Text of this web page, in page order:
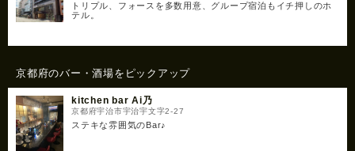
トリプル、フォースを多数用意、グループ宿泊もイチ押しのホ
テル。
京都府のバー・酒場をピックアップ
kitchen bar Ai乃
京都府宇治市宇治宇文字2-27
ステキな雰囲気のBar♪